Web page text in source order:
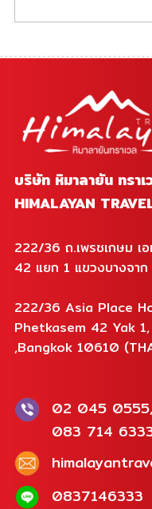
บริษัท หิมาลายัน ทรา
HIMALAYAN
222/36 ถ.เพรชเกษม เ
42 แยก 1 แขวงบางจา
222/36 Asia Place
Phetkasem 42 Yak
,Bangkok 10610
02 045
083 714
0837146333